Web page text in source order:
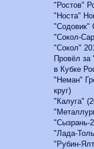
"Ростов"
"Носта"
"Содовик"
"Сокол-
"Сокол"
Провёл за
в Кубке
"Неман"
круг)
"Калуга"
"Сызрань-
"Лада-
"Рубин-